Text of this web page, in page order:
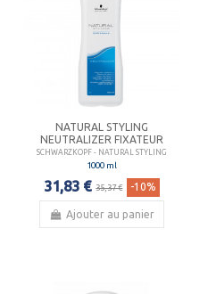
NATURAL STYLING
NEUTRALIZER FIXATEUR
SCHWARZKOPF - NATURAL STYLING
1000 ml
31,83 € 35,37 € -10%
Ajouter au panier